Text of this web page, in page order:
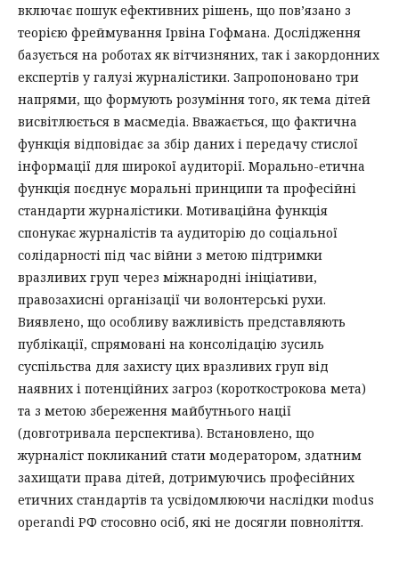
включає пошук ефективних рішень, що пов’язано з
теорією фреймування Ірвіна Гофмана. Дослідження
базується на роботах як вітчизняних, так і закордонних
експертів у галузі журналістики. Запропоновано три
напрями, що формують розуміння того, як тема дітей
висвітлюється в масмедіа. Вважається, що фактична
функція відповідає за збір даних і передачу стислої
інформації для широкої аудиторії. Морально-етична
функція поєднує моральні принципи та професійні
стандарти журналістики. Мотиваційна функція
спонукає журналістів та аудиторію до соціальної
солідарності під час війни з метою підтримки
вразливих груп через міжнародні ініціативи,
правозахисні організації чи волонтерські рухи.
Виявлено, що особливу важливість представляють
публікації, спрямовані на консолідацію зусиль
суспільства для захисту цих вразливих груп від
наявних і потенційних загроз (короткострокова мета)
та з метою збереження майбутнього нації
(довготривала перспектива). Встановлено, що
журналіст покликаний стати модератором, здатним
захищати права дітей, дотримуючись професійних
етичних стандартів та усвідомлюючи наслідки modus
operandi РФ стосовно осіб, які не досягли повноліття.